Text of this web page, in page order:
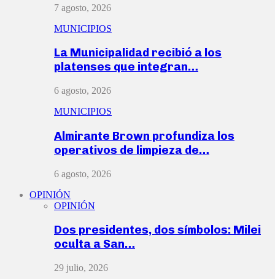
7 agosto, 2026
MUNICIPIOS
La Municipalidad recibió a los
platenses que integran…
6 agosto, 2026
MUNICIPIOS
Almirante Brown profundiza los
operativos de limpieza de…
6 agosto, 2026
OPINIÓN
OPINIÓN
Dos presidentes, dos símbolos: Milei
oculta a San…
29 julio, 2026